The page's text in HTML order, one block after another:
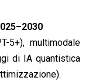
5+), multimodale
di IA quantistica